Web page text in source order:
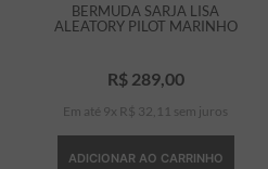
BERMUDA SARJA LISA
ALEATORY PILOT MARINHO
R$ 289, 00
Em até 9 x R$ 32 11 sem juros
ADICIONAR AO CARRINHO